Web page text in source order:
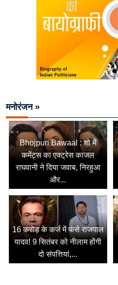
मनोरंजन »
Bhojpuri Bawaal : शो में
कमेंट्स का एक्ट्रेस काजल
राघवानी ने दिया जवाब, निरहुआ
और...
16 करोड़ के कर्ज में फंसे राजपाल
यादव! 9 सितंबर को नीलाम होंगी
दो संपत्तियां,...